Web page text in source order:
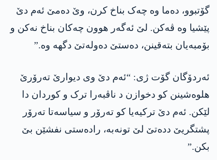
گۆتبوو، دەما وە چەک بناخ کرن، وێ دەمێ ئەم دێ
پێشیا وە ڤەکن. لێ ئەگەر ھوون چەکان بناخ نەکن و
بۆمبەیان بتەقینن، دەستێ دەولەتێ دگھە وە.”
ئەردۆگان گۆت ژی: “ئەم دێ وی دیوارێ تەرۆرێ
ھلوەشینن کو دخوازن د ناڤبەرا ترک و کوردان دا
لێکن. ئەم دێ ترکیەیا کو تەرۆر و سیاسەتا تەرۆر
پشتگریێ ددەتێ لێ تونەبە، رادەستی نفشێن بێ
بکن.”